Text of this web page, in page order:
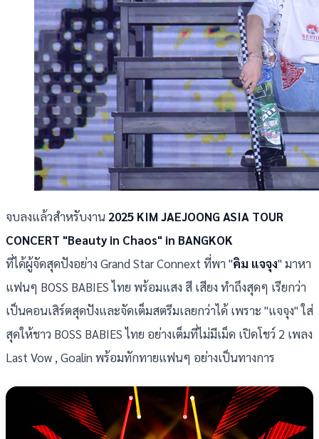
จบลงแล้วสำหรับงาน 2025 KIM JAEJOONG ASIA TOUR
CONCERT "Beauty in Chaos" in BANGKOK
ที่ได้ผู้จัดสุดปังอย่าง Grand Star Connext ที่พา "คิม แจจุง" มาหา
แฟนๆ BOSS BABIES ไทย พร้อมแสง สี เสียง ทำถึงสุดๆ เรียกว่า
เป็นคอนเสิร์ตสุดปังและจัดเต็มสตรีมเลยกว่าได้ เพราะ "แจจุง" ใส่
สุดให้ชาว BOSS BABIES ไทย อย่างเต็มที่ไม่มีเม็ด เปิดโชว์ 2 เพลง
Last Vow , Goalin พร้อมทักทายแฟนๆ อย่างเป็นทางการ